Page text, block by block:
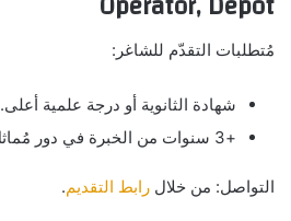
مُتطلبات التقدّم للشاغر:
شهادة الثانوية أو درجة علمية أعلى.
+3 سنوات من الخبرة في دور مُماثل في مستودع.
التواصل: من خلال رابط التقديم.